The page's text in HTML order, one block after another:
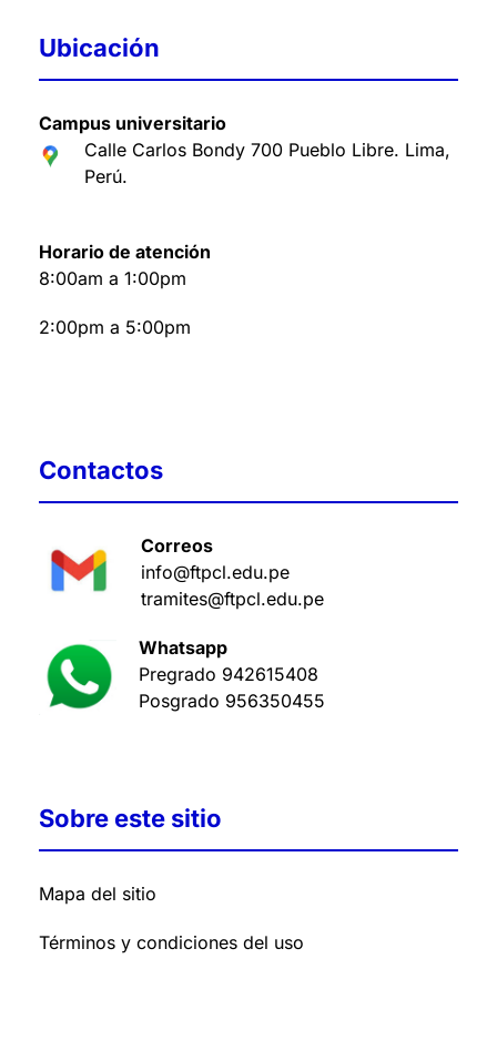
Ubicación
Campus universitario
Calle Carlos Bondy 700 Pueblo Libre. Lima,
Perú.
Horario de atención
8:00am a 1:00pm
2:00pm a 5:00pm
Contactos
Correos
info@ftpcl.edu.pe
tramites@ftpcl.edu.pe
Whatsapp
Pregrado 942615408
Posgrado 956350455
Sobre este sitio
Mapa del sitio
Términos y condiciones del uso